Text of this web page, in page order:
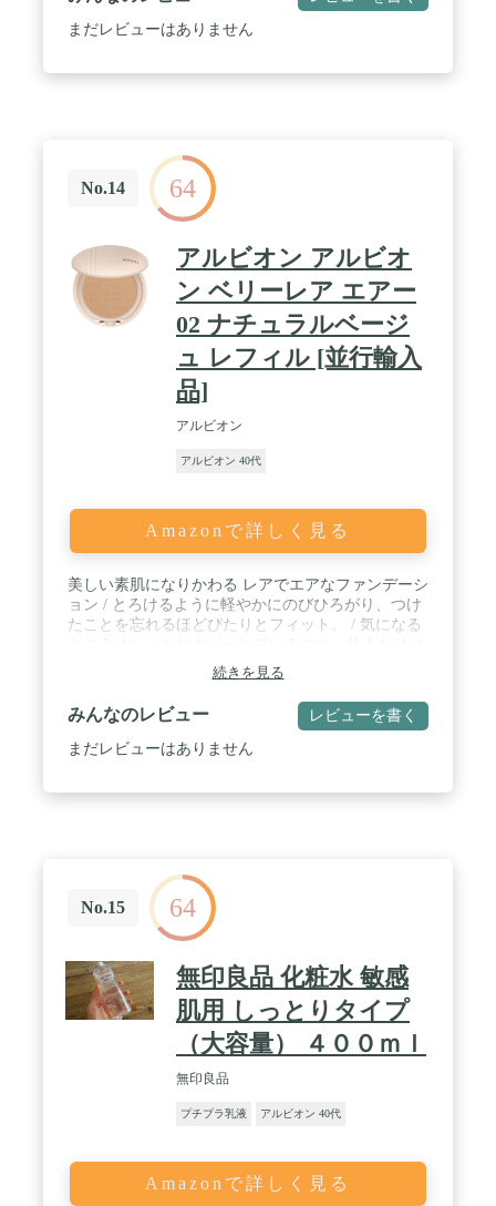
まだレビューはありません
No.14 64
アルビオン アルビオ
ン ベリーレア エアー
02 ナチュラルベージ
ュ レフィル [並行輸入
品]
アルビオン
アルビオン 40代
Amazonで詳しく見る
美しい素肌になりかわる レアでエアなファンデーシ
ョン / とろけるように軽やかにのびひろがり、つけ
たことを忘れるほどぴたりとフィット。 / 気になる
まるで素肌のよう。 出会ったことのない使い心地。
見たことのない上質な素肌美を叶えます。 / カラ
ー：02 ナチュラルベージュ：ソフトで自然な標準的
な色 / レフィル（ケース別売り）
続きを見る
みんなのレビュー レビューを書く
まだレビューはありません
No.15 64
無印良品 化粧水 敏感
肌用 しっとりタイプ
（大容量） ４００ｍｌ
無印良品
プチプラ乳液 アルビオン 40代
Amazonで詳しく見る